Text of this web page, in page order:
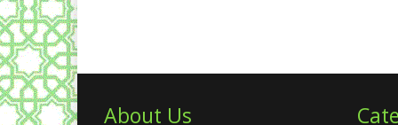
About Us